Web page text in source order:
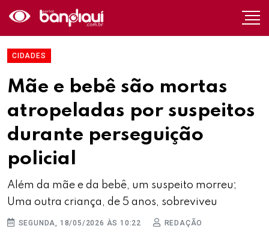
CIDADES
Mãe e bebê são mortas
atropeladas por suspeitos
durante perseguição
policial
Além da mãe e da bebê, um suspeito morreu;
Uma outra criança, de 5 anos, sobreviveu
SEGUNDA, 18/05/2026 ÀS 10:22 REDAÇÃO